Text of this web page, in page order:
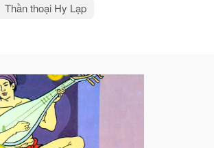
Thần thoại Hy Lạp